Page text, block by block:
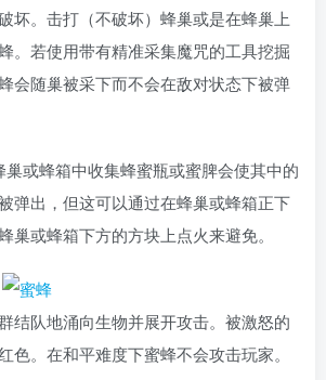
坏。击打（不破坏）蜂巢或是在蜂巢上
。若使用带有精准采集魔咒的工具挖掘
会随巢被采下而不会在敌对状态下被弹
巢或蜂箱中收集蜂蜜瓶或蜜脾会使其中的
弹出，但这可以通过在蜂巢或蜂箱正下
巢或蜂箱下方的方块上点火来避免。
结队地涌向生物并展开攻击。被激怒的
色。在和平难度下蜜蜂不会攻击玩家。